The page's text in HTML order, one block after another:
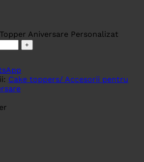
Aniversare Personalizat
Cake toppers/ Accesorii pentru